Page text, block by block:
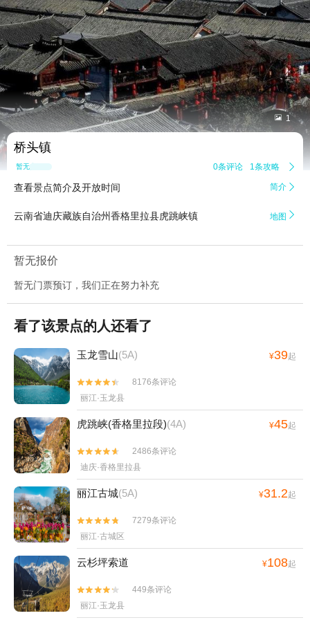
 1
桥头镇
暂无点评 0条评论 1条攻略 
查看景点简介及开放时间 简介 
云南省迪庆藏族自治州香格里拉县虎跳峡镇 地图 
暂无报价
暂无门票预订，我们正在努力补充
看了该景点的人还看了
玉龙雪山(5A) ¥39起


8176条评论
丽江·玉龙县
虎跳峡(香格里拉段)(4A) ¥45起


2486条评论
迪庆·香格里拉县
丽江古城(5A) ¥31.2起


7279条评论
丽江·古城区
云杉坪索道 ¥108起


449条评论
丽江·玉龙县
